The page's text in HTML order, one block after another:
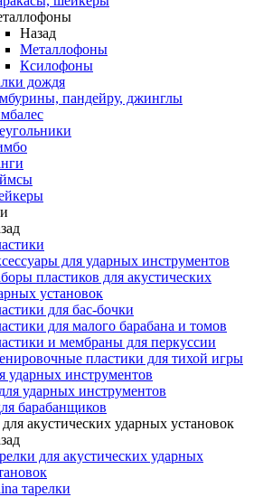
Назад
Металлофоны
Ксилофоны
дождя
пандейру, джинглы
для ударных инструментов
пластиков для акустических
установок
для бас-бочки
для малого барабана и томов
и мембраны для перкуссии
пластики для тихой игры
ударных инструментов
ударных инструментов
барабанщиков
акустических ударных установок
для акустических ударных
тарелки